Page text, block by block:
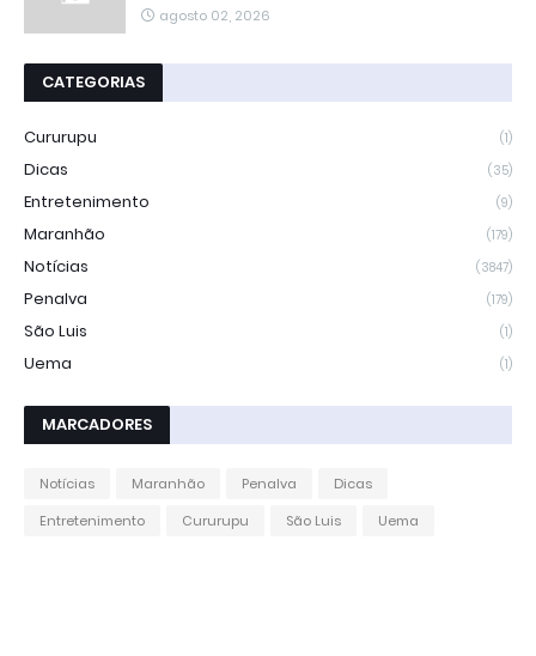
agosto 02, 2026
CATEGORIAS
Cururupu (1)
Dicas (35)
Entretenimento (9)
Maranhão (179)
Notícias (3847)
Penalva (179)
São Luis (1)
Uema (1)
MARCADORES
Notícias Maranhão Penalva
Dicas
Entretenimento
Cururupu São Luis Uema